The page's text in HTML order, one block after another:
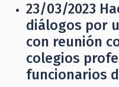
23/03/2023
diálogos por
con reunión
colegios
funcionarios